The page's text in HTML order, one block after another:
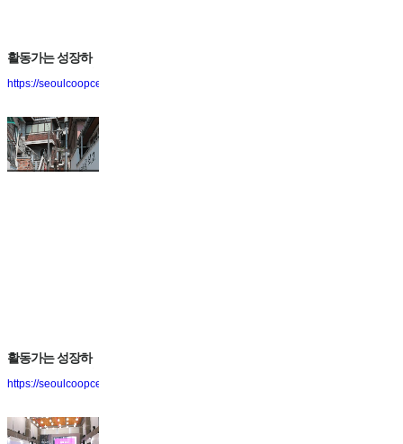
활동가는 성장하
진다! 도시재생활
https://seoulcoopcenter.blog.me/221577640520
활동가는 성장하
진다! 도시재생활
https://seoulcoopcenter.blog.me/221577640520